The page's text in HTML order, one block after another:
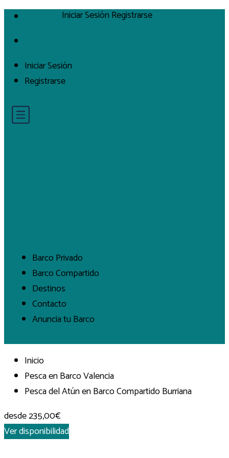
Iniciar Sesión
Registrarse
Barco Privado
Barco Compartido
Destinos
Contacto
Anuncia tu Barco
Iniciar Sesión Registrarse
Inicio
Pesca en Barco Valencia
Pesca del Atún en Barco Compartido Burriana
desde235,00€
Ver disponibilidad